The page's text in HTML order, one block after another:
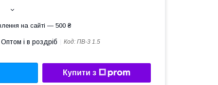
на сайті — 500 ₴
Оптом і в роздріб Код: ПВ-3 1.5
Купити з